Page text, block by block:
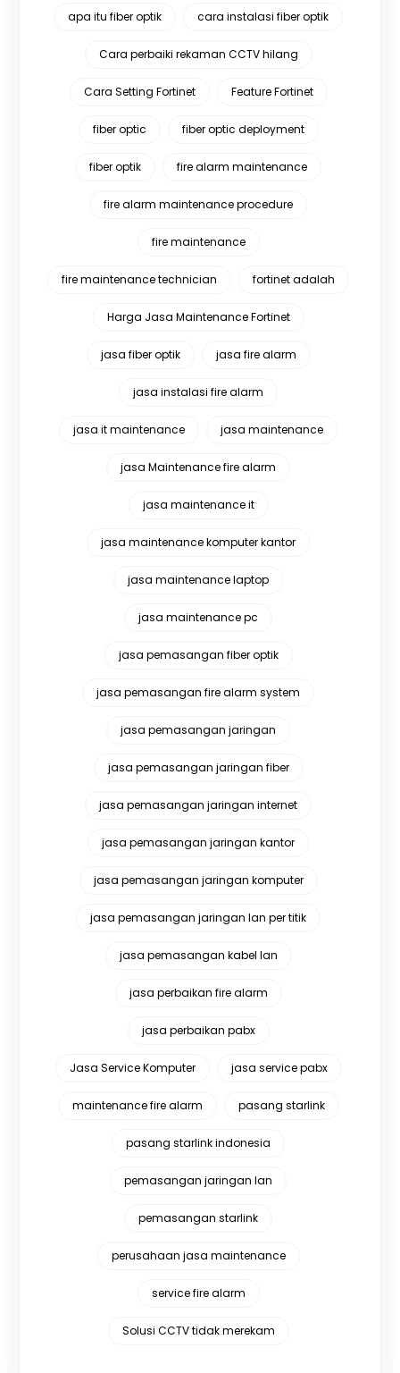
apa itu fiber optik cara instalasi fiber optik
Cara perbaiki rekaman CCTV hilang
Cara Setting Fortinet Feature Fortinet
fiber optic fiber optic deployment
fiber optik fire alarm maintenance
fire alarm maintenance procedure
fire maintenance
fire maintenance technician fortinet adalah
Harga Jasa Maintenance Fortinet
jasa fiber optik jasa fire alarm
jasa instalasi fire alarm
jasa it maintenance jasa maintenance
jasa Maintenance fire alarm
jasa maintenance it
jasa maintenance komputer kantor
jasa maintenance laptop
jasa maintenance pc
jasa pemasangan fiber optik
jasa pemasangan fire alarm system
jasa pemasangan jaringan
jasa pemasangan jaringan fiber
jasa pemasangan jaringan internet
jasa pemasangan jaringan kantor
jasa pemasangan jaringan komputer
jasa pemasangan jaringan lan per titik
jasa pemasangan kabel lan
jasa perbaikan fire alarm
jasa perbaikan pabx
Jasa Service Komputer jasa service pabx
maintenance fire alarm pasang starlink
pasang starlink indonesia
pemasangan jaringan lan
pemasangan starlink
perusahaan jasa maintenance
service fire alarm
Solusi CCTV tidak merekam